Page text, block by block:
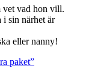
vet vad hon vill.
sin närhet är
eller nanny!
paket”